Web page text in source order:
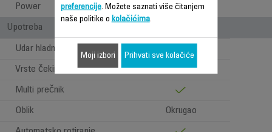
Power 630-750 W
Upotreba
Udar hladnog zraka
Vrste čekinja Prirodan
Multi prečnik
Oblik Okrugao
preferencije. Možete saznati više čitanjem
naše politike o kolačićima.
Moji izbori Prihvati sve kolačiće